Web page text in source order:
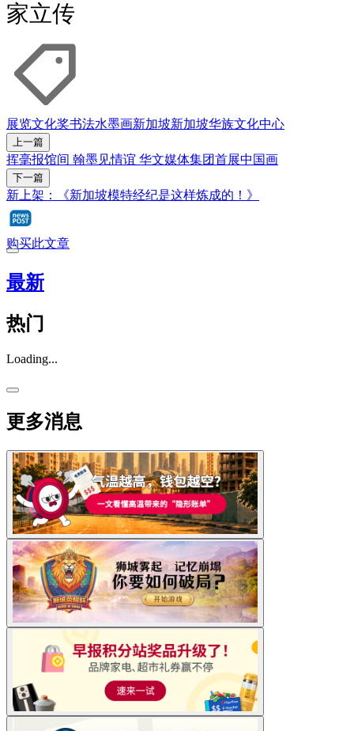
家立传
展览文化奖书法水墨画新加坡新加坡华族文化中心
上一篇
挥毫报馆间 翰墨见情谊 华文媒体集团首展中国画
下一篇
新上架：《新加坡模特经纪是这样炼成的！》
购买此文章
最新
热门
Loading...
更多消息